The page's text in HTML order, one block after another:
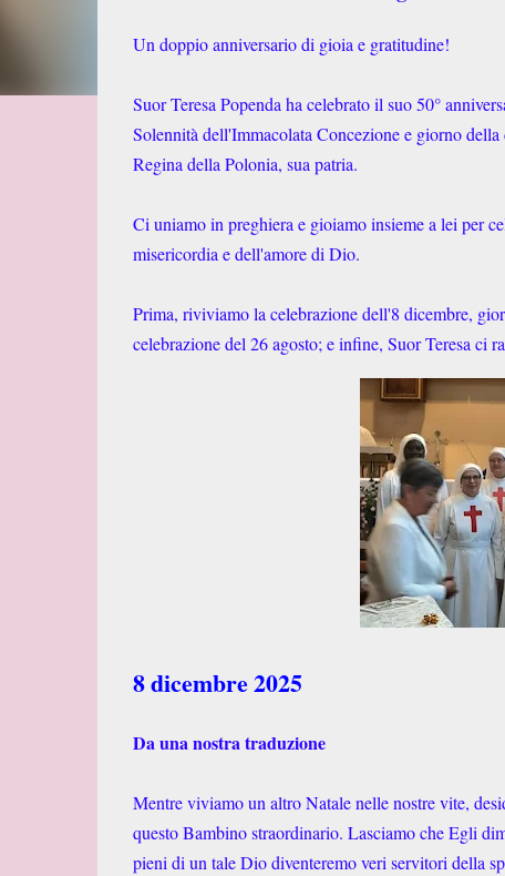
Un doppio anniversario di gioia e gratitudine!
Suor Teresa Popenda ha celebrato il suo 50°
Solennità dell'Immacolata Concezione e giorno
Regina della Polonia, sua patria.
Ci uniamo in preghiera e gioiamo insieme a lei per
misericordia e dell'amore di Dio.
Prima, riviviamo la celebrazione dell'8 dicembre,
celebrazione del 26 agosto; e infine, Suor Teresa ci
8 dicembre 2025
Da una nostra traduzione
Mentre viviamo un altro Natale nelle nostre vite,
questo Bambino straordinario. Lasciamo che Egli
pieni di un tale Dio diventeremo veri servitori della